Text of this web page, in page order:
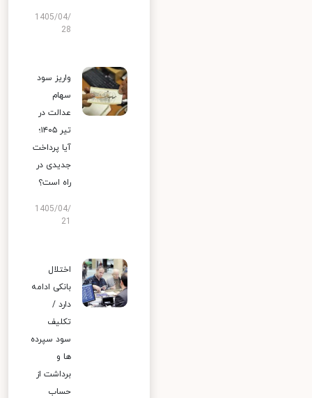
1405/04/
28
واریز سود
سهام
عدالت در
تیر ۱۴۰۵؛
آیا پرداخت
جدیدی در
راه است؟
1405/04/
اختلال
بانکی ادامه
دارد /
تکلیف
سود سپرده
ها و
برداشت از
حساب